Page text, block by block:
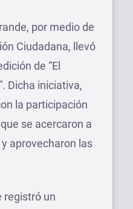
por medio de
Ciudadana, llevó
de “El
Dicha iniciativa,
la participación
se acercaron a
aprovecharon las
registró un